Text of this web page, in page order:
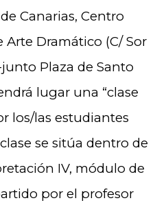
Canarias, Centro
Dramático (C/ Sor
junto Plaza de Santo
lugar una “clase
los/las estudiantes
se sitúa dentro de
IV, módulo de
por el profesor